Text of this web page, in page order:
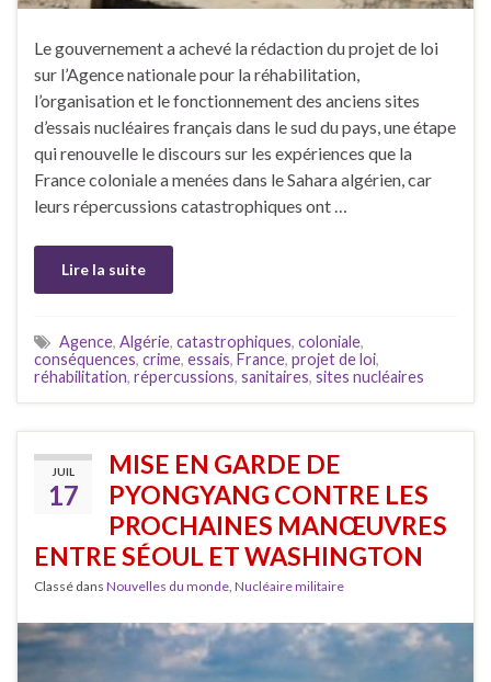
Le gouvernement a achevé la rédaction du projet de loi
sur l’Agence nationale pour la réhabilitation,
l’organisation et le fonctionnement des anciens sites
d’essais nucléaires français dans le sud du pays, une étape
qui renouvelle le discours sur les expériences que la
France coloniale a menées dans le Sahara algérien, car
leurs répercussions catastrophiques ont …
Lire la suite
Agence, Algérie, catastrophiques, coloniale,
conséquences, crime, essais, France, projet de loi,
réhabilitation, répercussions, sanitaires, sites nucléaires
JUIL
17
MISE EN GARDE DE
PYONGYANG CONTRE LES
PROCHAINES MANŒUVRES
ENTRE SÉOUL ET WASHINGTON
Classé dans Nouvelles du monde, Nucléaire militaire